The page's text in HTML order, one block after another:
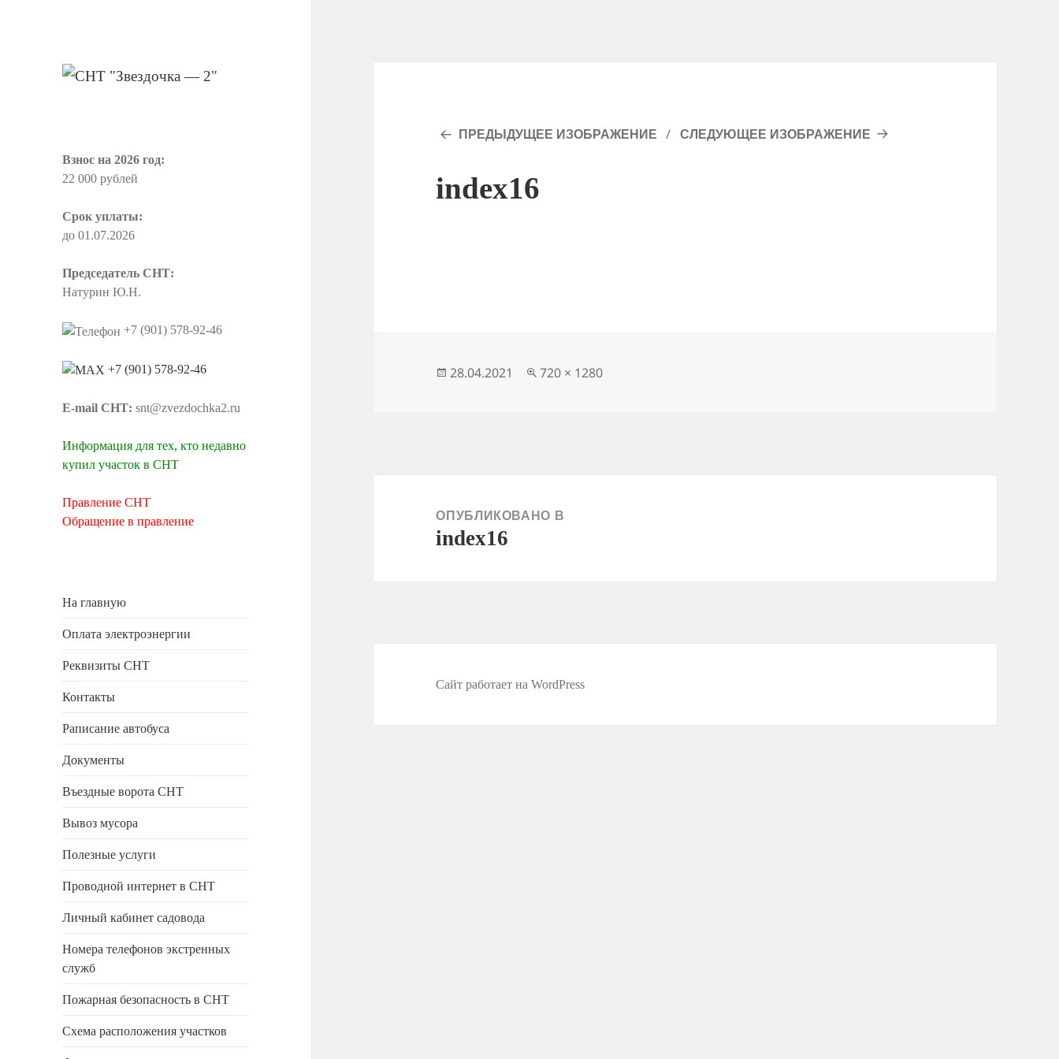
Взнос на 2026 год:
22 000 рублей
Срок уплаты:
до 01.07.2026
Председатель СНТ:
Натурин Ю.Н.
+7 (901) 578-92-46
+7 (901) 578-92-46
E-mail СНТ: snt@zvezdochka2.ru
Информация для тех, кто недавно
купил участок в СНТ
Правление СНТ
Обращение в правление
На главную
Оплата электроэнергии
Реквизиты СНТ
Контакты
Раписание автобуса
Документы
Въездные ворота СНТ
Вывоз мусора
Полезные услуги
Проводной интернет в СНТ
Личный кабинет садовода
Номера телефонов экстренных
служб
Пожарная безопасность в СНТ
Схема расположения участков
ПРЕДЫДУЩЕЕ ИЗОБРАЖЕНИЕ СЛЕДУЮЩЕЕ ИЗОБРАЖЕНИЕ
index16
Опубликовано
28.04.2021
Полный
720 × 1280
ОПУБЛИКОВАНО В
index16
Сайт работает на WordPress